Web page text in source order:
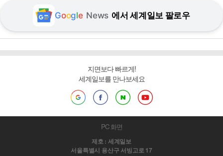
Google News 에서 세계일보 팔로우
지면보다 빠르게!
세계일보를 만나보세요
PC 화면
제호 : 세계일보
서울특별시 용산구 서빙고로 17